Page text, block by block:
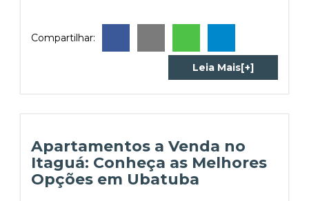
Compartilhar:
Leia Mais[+]
Apartamentos a Venda no
Itaguá: Conheça as Melhores
Opções em Ubatuba